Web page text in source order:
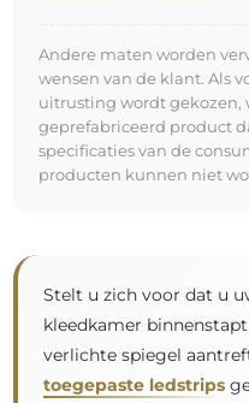
Andere maten worden
wensen van de klant. Als
uitrusting wordt gekozen,
geprefabriceerd product
specificaties van de
producten kunnen niet
Stelt u zich voor dat u
kleedkamer
verlichte spiegel
toegepaste ledstrips